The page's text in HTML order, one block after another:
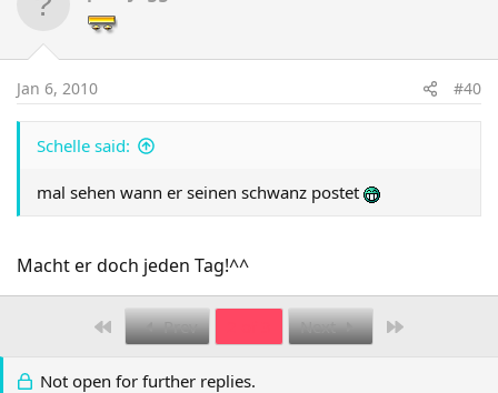
Jan 6, 2010 #40
Schelle said:
mal sehen wann er seinen schwanz postet
Macht er doch jeden Tag!^^
First Prev Next
Not open for further replies.